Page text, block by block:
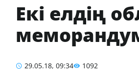
Екі елдің
29.05.18, 09:34 1092